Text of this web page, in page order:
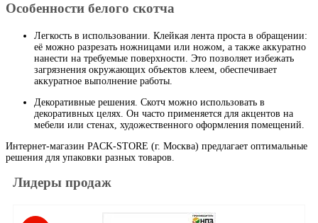
Особенности белого скотча
Легкость в использовании. Клейкая лента проста в обращении:
её можно разрезать ножницами или ножом, а также аккуратно
нанести на требуемые поверхности. Это позволяет избежать
загрязнения окружающих объектов клеем, обеспечивает
аккуратное выполнение работы.
Декоративные решения. Скотч можно использовать в
декоративных целях. Он часто применяется для акцентов на
мебели или стенах, художественного оформления помещений.
Интернет-магазин PACK-STORE (г. Москва) предлагает оптимальные
решения для упаковки разных товаров.
Лидеры продаж